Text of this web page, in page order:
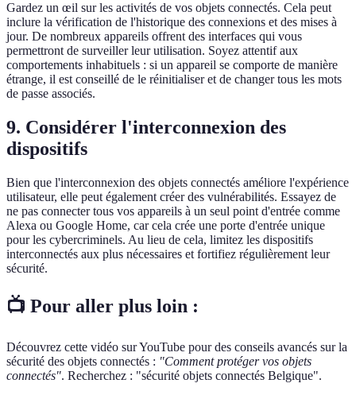
Gardez un œil sur les activités de vos objets connectés. Cela peut
inclure la vérification de l'historique des connexions et des mises à
jour. De nombreux appareils offrent des interfaces qui vous
permettront de surveiller leur utilisation. Soyez attentif aux
comportements inhabituels : si un appareil se comporte de manière
étrange, il est conseillé de le réinitialiser et de changer tous les mots
de passe associés.
9. Considérer l'interconnexion des
dispositifs
Bien que l'interconnexion des objets connectés améliore l'expérience
utilisateur, elle peut également créer des vulnérabilités. Essayez de
ne pas connecter tous vos appareils à un seul point d'entrée comme
Alexa ou Google Home, car cela crée une porte d'entrée unique
pour les cybercriminels. Au lieu de cela, limitez les dispositifs
interconnectés aux plus nécessaires et fortifiez régulièrement leur
sécurité.
📺 Pour aller plus loin :
Découvrez cette vidéo sur YouTube pour des conseils avancés sur la
sécurité des objets connectés : "Comment protéger vos objets
connectés". Recherchez : "sécurité objets connectés Belgique".